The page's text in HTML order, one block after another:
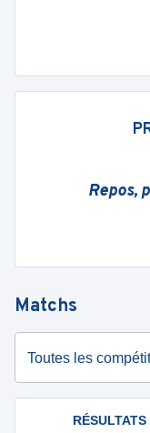
Repos,
Matchs
Toutes les
RÉSULTATS